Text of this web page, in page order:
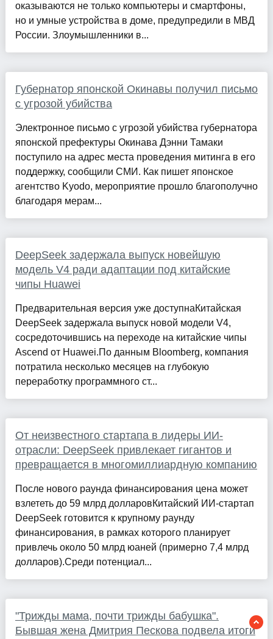
оказываются не только компьютеры и смартфоны,
но и умные устройства в доме, предупредили в МВД
России. Злоумышленники в...
Губернатор японской Окинавы получил письмо
с угрозой убийства
Электронное письмо с угрозой убийства губернатора
японской префектуры Окинава Дэнни Тамаки
поступило на адрес места проведения митинга в его
поддержку, сообщили СМИ. Как пишет японское
агентство Kyodo, мероприятие прошло благополучно
благодаря мерам...
DeepSeek задержала выпуск новейшую
модель V4 ради адаптации под китайские
чипы Huawei
Предварительная версия уже доступнаКитайская
DeepSeek задержала выпуск новой модели V4,
сосредоточившись на переходе на китайские чипы
Ascend от Huawei.По данным Bloomberg, компания
потратила несколько месяцев на глубокую
переработку программного ст...
От неизвестного стартапа в лидеры ИИ-
отрасли: DeepSeek привлекает гигантов и
превращается в многомиллиардную компанию
После нового раунда финансирования цена может
взлететь до 59 млрд долларовКитайский ИИ-стартап
DeepSeek готовится к крупному раунду
финансирования, в рамках которого планирует
привлечь около 50 млрд юаней (примерно 7,4 млрд
долларов).Среди потенциал...
"Трижды мама, почти трижды бабушка".
Бывшая жена Дмитрия Пескова подвела итоги